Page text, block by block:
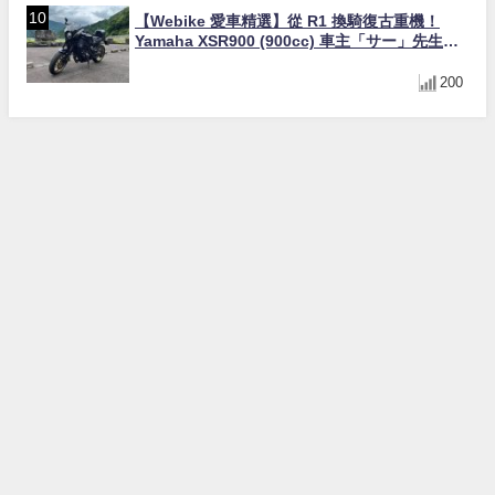
【Webike 愛車精選】從 R1 換騎復古重機！
Yamaha XSR900 (900cc) 車主「サー」先生真
200